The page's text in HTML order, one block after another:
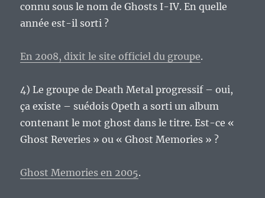
connu sous le nom de Ghosts I-IV. En quelle
année est-il sorti ?
En 2008, dixit le site officiel du groupe.
4) Le groupe de Death Metal progressif – oui,
ça existe – suédois Opeth a sorti un album
contenant le mot ghost dans le titre. Est-ce «
Ghost Reveries » ou « Ghost Memories » ?
Ghost Memories en 2005.